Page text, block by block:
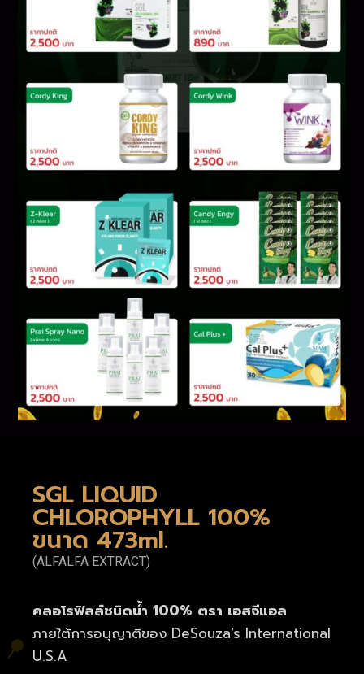
SGL LIQUID
CHLOROPHYLL 100%
ขนาด 473ml.
(ALFALFA EXTRACT)
คลอโรฟิลล์ชนิดน้ำ 100% ตรา เอสจีแอล
ภายใต้การอนุญาติของ DeSouza’s International
U.S.A